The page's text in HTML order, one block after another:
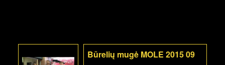
Būrelių mugė MOLE 2015 09